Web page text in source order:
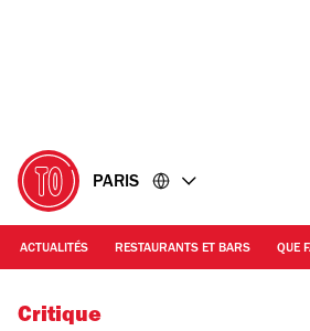
PARIS
ACTUALITÉS RESTAURANTS ET BARS QUE
© Guillaume Grasso - Vera pizza
Critique